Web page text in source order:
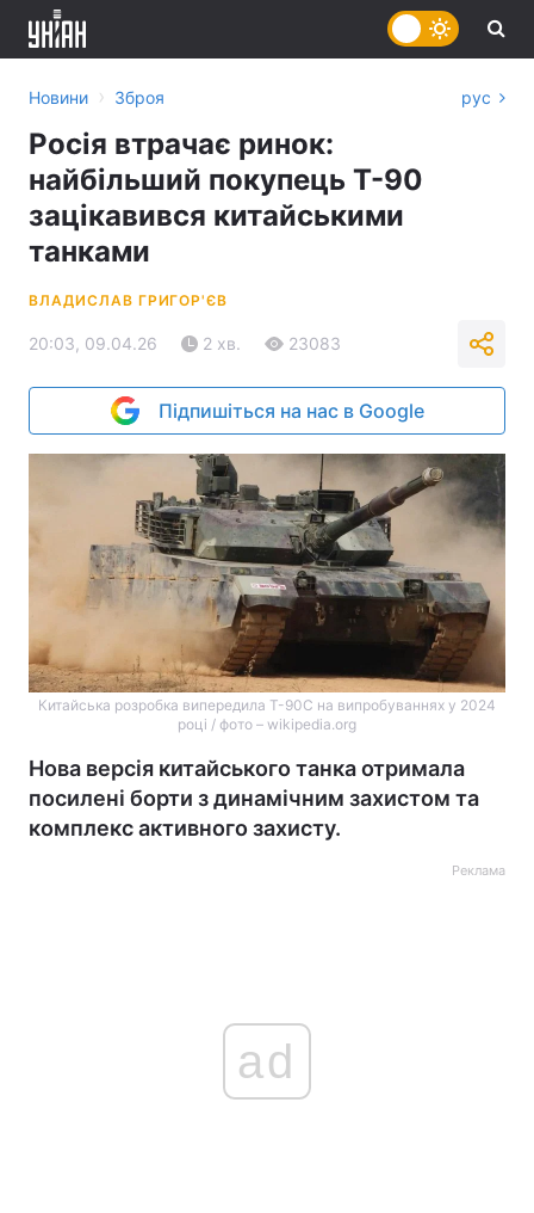
Новини › Зброя рус
Росія втрачає ринок:
найбільший покупець Т-90
зацікавився китайськими
танками
ВЛАДИСЛАВ ГРИГОР'ЄВ
20:03, 09.04.26 2 хв. 23083
Підпишіться на нас в Google
Китайська розробка випередила Т-90С на випробуваннях у 2024
році / фото – wikipedia.org
Нова версія китайського танка отримала
посилені борти з динамічним захистом та
комплекс активного захисту.
Реклама
ad